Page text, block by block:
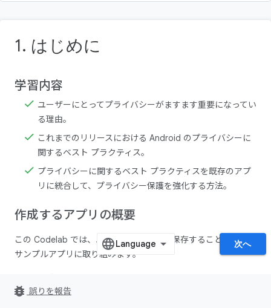
1. はじめに
学習内容
ユーザーにとってプライバシーがますます重要になってい
る理由。
これまでのリリースにおける Android のプライバシーに
関するベスト プラクティス。
プライバシーに関するベスト プラクティスを既存のアプ
リに統合して、プライバシー保護を強化する方法。
作成するアプリの概要
この Codelab では、ユーザーが思い出を保存することができる
サンプルアプリに取り組みます。
次へ
bug_report 誤りを報告